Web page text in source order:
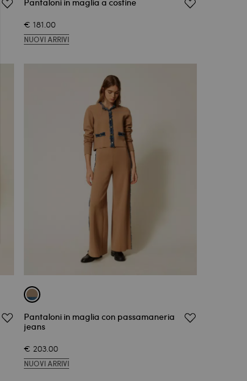
Pantaloni in maglia a costine
€ 181.00
NUOVI ARRIVI
Pantaloni in maglia con passamaneria
jeans
€ 203.00
NUOVI ARRIVI